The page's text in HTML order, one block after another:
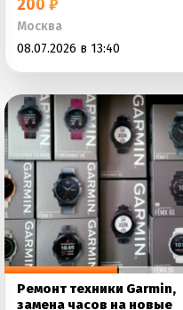
200 ₽
Москва
08.07.2026 в 13:40
Ремонт техники Garmin,
замена часов на новые